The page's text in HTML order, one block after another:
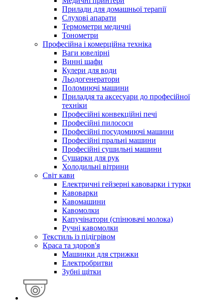
Прилади для домашньої терапії
Слухові апарати
Термометри медичні
Тонометри
Професійна і комерційна техніка
Ваги ювелірні
Винні шафи
Кулери для води
Льодогенератори
Поломиючі машини
Приладдя та аксесуари до професійної
техніки
Професійні конвекційні печі
Професійні пилососи
Професійні посудомиючі машини
Професійні пральні машини
Професійні сушильні машини
Сушарки для рук
Холодильні вітрини
Світ кави
Електричні гейзерні кавоварки і турки
Кавоварки
Кавомашини
Кавомолки
Капучінатори (спінювачі молока)
Ручні кавомолки
Текстиль із підігрівом
Краса та здоров'я
Машинки для стрижки
Електробритви
Зубні щітки